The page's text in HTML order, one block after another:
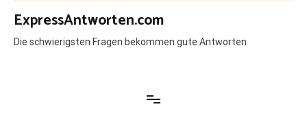
Zum
Inhalt
springen
ExpressAntworten.com
Die schwierigsten Fragen bekommen gute Antworten